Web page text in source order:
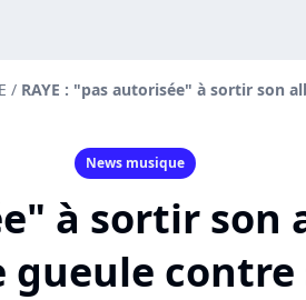
/ RAYE : "pas autorisée" à sortir son
News musique
à sortir son
gueule contre